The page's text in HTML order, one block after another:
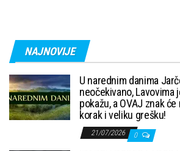
NAJNOVIJE
U narednim danima
neočekivano, Lavovima
pokažu, a OVAJ znak
korak i veliku grešku!
21/07/2026 0